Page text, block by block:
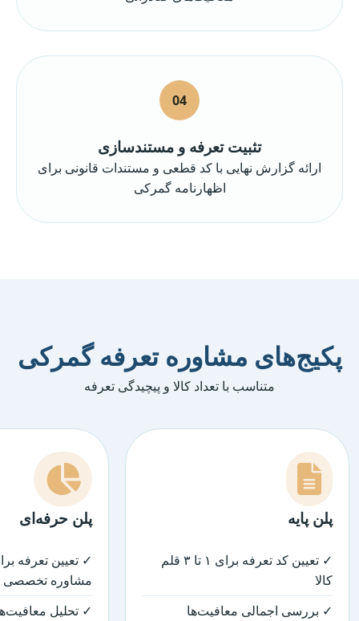
04
تثبیت تعرفه و مستندسازی
ارائه گزارش نهایی با کد قطعی و مستندات قانونی برای
اظهارنامه گمرکی
پکیج‌های مشاوره تعرفه گمرکی
متناسب با تعداد کالا و پیچیدگی تعرفه
پلن پایه
✓ تعیین کد تعرفه برای ۱ تا ۳ قلم
کالا
✓ بررسی اجمالی معافیت‌ها
پلن حرفه‌ای
مشاوره تخصصی
✓ تحلیل